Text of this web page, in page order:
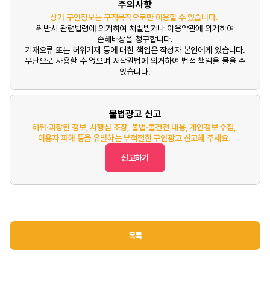
주의사항
상기 구인정보는 구직목적으로만 이용할 수 있습니다.
위반시 관련법령에 의거하여 처벌받거나 이용약관에 의거하여
손해배상을 청구합니다.
기재오류 또는 허위기재 등에 대한 책임은 작성자 본인에게 있습니다.
무단으로 사용할 수 없으며 저작권법에 의거하여 법적 책임을 물을 수
있습니다.
불법광고 신고
허위·과장된 정보, 사행심 조장, 불법·불건전 내용, 개인정보 수집,
이용자 피해 등을 유발하는 부적절한 구인광고 신고해 주세요.
신고하기
목록